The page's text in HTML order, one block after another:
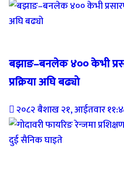
बझाङ–बनलेक ४०० केभी
प्रक्रिया अघि बढ्यो
२०८२ बैशाख २१, आईतवार